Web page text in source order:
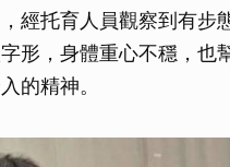
經托育人員觀察到有步
形，身體重心不穩，也
的精神。